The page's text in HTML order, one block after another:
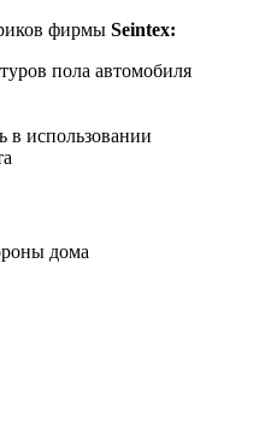
фирмы Seintex:
пола автомобиля
в использовании